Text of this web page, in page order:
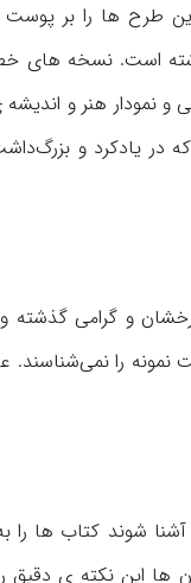
طرح ها را بر
است. نسخه های
و نمودار هنر و
در یاد‌كرد و
و گرامی گذشته و
نمونه را
آشنا شوند كتاب
ها این نكته ی